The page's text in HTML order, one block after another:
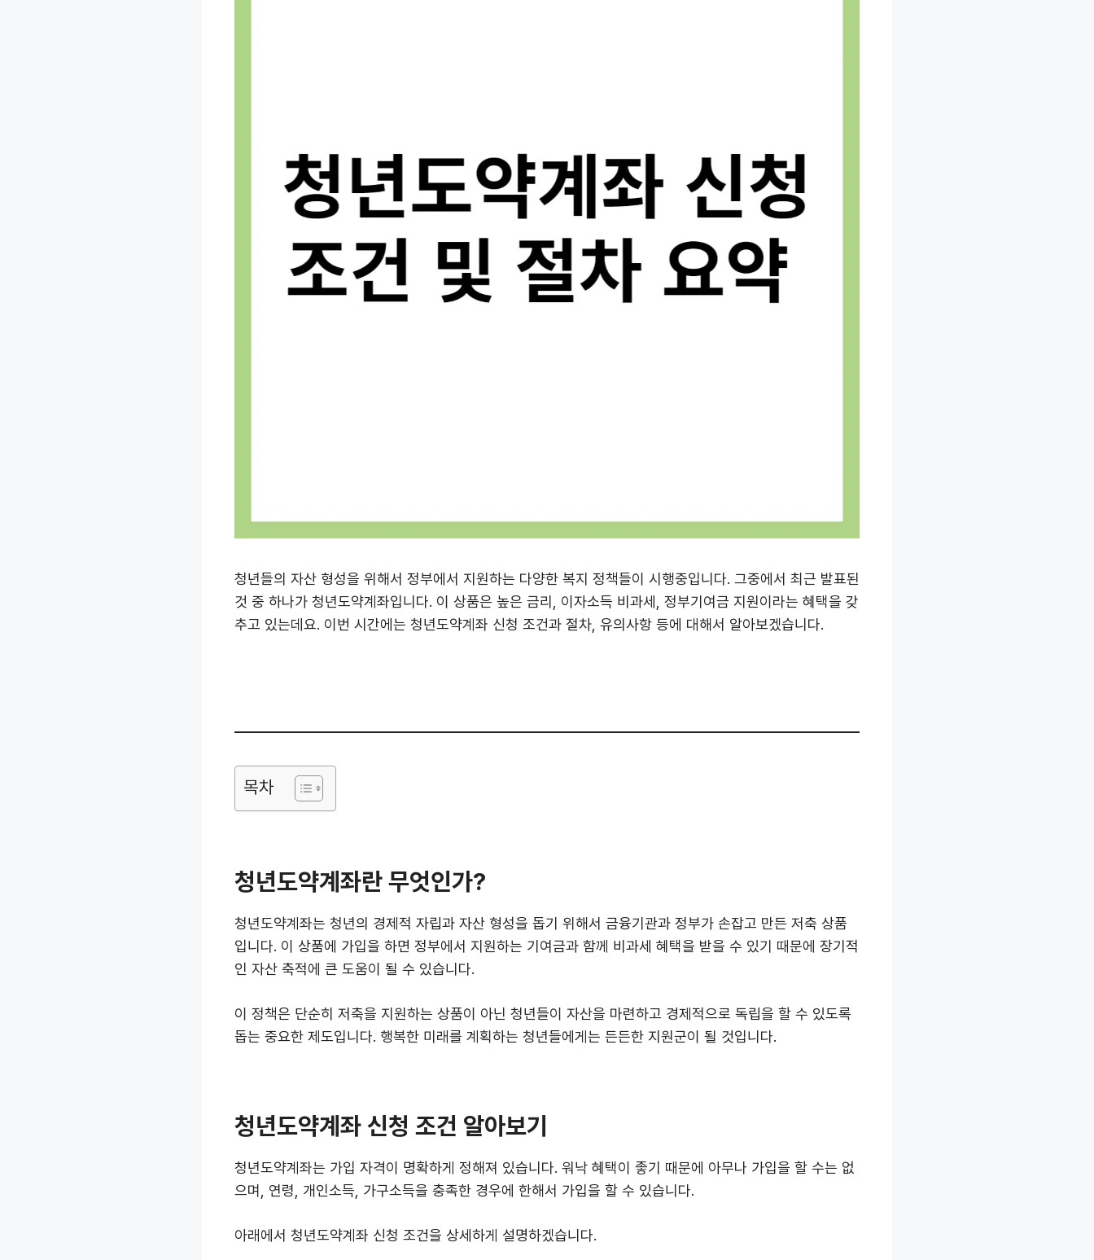
청년들의 자산 형성을 위해서 정부에서 지원하는 다양한 복지 정책들이 시행중입니다. 그중에서 최근 발표된
것 중 하나가 청년도약계좌입니다. 이 상품은 높은 금리, 이자소득 비과세, 정부기여금 지원이라는 혜택을 갖
추고 있는데요. 이번 시간에는 청년도약계좌 신청 조건과 절차, 유의사항 등에 대해서 알아보겠습니다.
목차
청년도약계좌란 무엇인가?
청년도약계좌는 청년의 경제적 자립과 자산 형성을 돕기 위해서 금융기관과 정부가 손잡고 만든 저축 상품
입니다. 이 상품에 가입을 하면 정부에서 지원하는 기여금과 함께 비과세 혜택을 받을 수 있기 때문에 장기적
인 자산 축적에 큰 도움이 될 수 있습니다.
이 정책은 단순히 저축을 지원하는 상품이 아닌 청년들이 자산을 마련하고 경제적으로 독립을 할 수 있도록
돕는 중요한 제도입니다. 행복한 미래를 계획하는 청년들에게는 든든한 지원군이 될 것입니다.
청년도약계좌 신청 조건 알아보기
청년도약계좌는 가입 자격이 명확하게 정해져 있습니다. 워낙 혜택이 좋기 때문에 아무나 가입을 할 수는 없
으며, 연령, 개인소득, 가구소득을 충족한 경우에 한해서 가입을 할 수 있습니다.
아래에서 청년도약계좌 신청 조건을 상세하게 설명하겠습니다.